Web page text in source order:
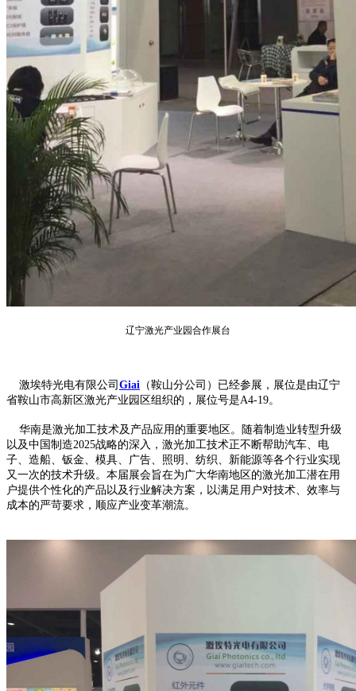
辽宁激光产业园合作展台
激埃特光电有限公司 Giai （鞍山分公司）已经参展，展位是由辽宁
省鞍山市高新区激光产业园区组织的，展位号是A4-19。
华南是激光加工技术及产品应用的重要地区。随着制造业转型升级
以及中国制造2025战略的深入，激光加工技术正不断帮助汽车、电
子、造船、钣金、模具、广告、照明、纺织、新能源等各个行业实现
又一次的技术升级。本届展会旨在为广大华南地区的激光加工潜在用
户提供个性化的产品以及行业解决方案，以满足用户对技术、效率与
成本的严苛要求，顺应产业变革潮流。